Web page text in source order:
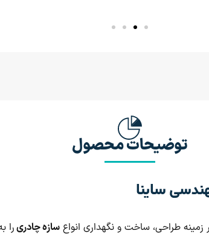
توضیحات محصول
ساینا
طراحی، ساخت و نگهداری انواع سازه چادریرا